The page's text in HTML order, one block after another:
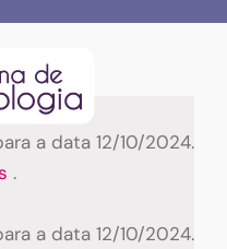
a data 12/10/2024.
.
a data 12/10/2024.